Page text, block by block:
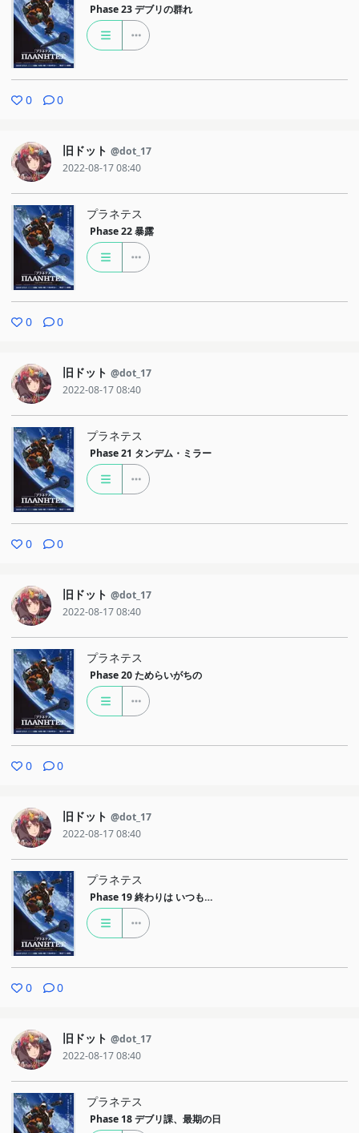
Phase 23 デブリの群れ
0 0
旧ドット @dot_17
2022-08-17 08:40
プラネテス
Phase 22 暴露
0 0
旧ドット @dot_17
2022-08-17 08:40
プラネテス
Phase 21 タンデム・ミラー
0 0
旧ドット @dot_17
2022-08-17 08:40
プラネテス
Phase 20 ためらいがちの
0 0
旧ドット @dot_17
2022-08-17 08:40
プラネテス
Phase 19 終わりは いつも…
0 0
旧ドット @dot_17
2022-08-17 08:40
プラネテス
Phase 18 デブリ課、最期の日